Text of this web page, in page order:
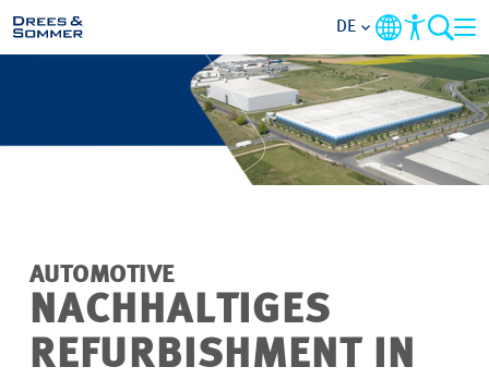
MARKETS
SERVICES
IM FOKUS
KARRIERE
DE
AUTOMOTIVE
NACHHALTIGES
REFURBISHMENT IN